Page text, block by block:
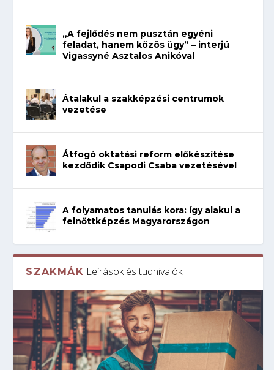
„A fejlődés nem pusztán egyéni
feladat, hanem közös ügy” – interjú
Vigassyné Asztalos Anikóval
Átalakul a szakképzési centrumok
vezetése
Átfogó oktatási reform előkészítése
kezdődik Csapodi Csaba vezetésével
A folyamatos tanulás kora: így alakul a
felnőttképzés Magyarországon
SZAKMÁK Leírások és tudnivalók